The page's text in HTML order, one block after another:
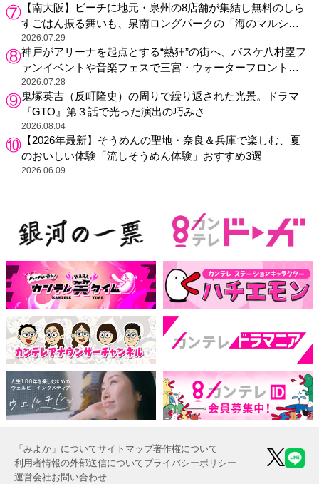
【南大阪】ビーチに地元・泉州の8店舗が集結し無料のしら
すごはん振る舞いも、泉南ロングパークの「海のマルシ
ェ」がリニューアル！
2026.07.29
神戸がアリーナを起点とする“熱狂”の街へ、バスケ八村塁フ
ァンイベントや音楽フェスで三宮・ウォーターフロントを
活性化
2026.07.28
鬼塚英吉（反町隆史）の周りで繰り返された光景。ドラマ
『GTO』第３話で光った演出の巧みさ
2026.08.04
【2026年最新】そうめんの聖地・奈良＆兵庫で楽しむ、夏
のおいしい体験「流しそうめん体験」おすすめ3選
2026.06.09
「みよか」についてサイトマップ著作権について
利用者情報の外部送信についてプライバシーポリシー
運営会社お問い合わせ